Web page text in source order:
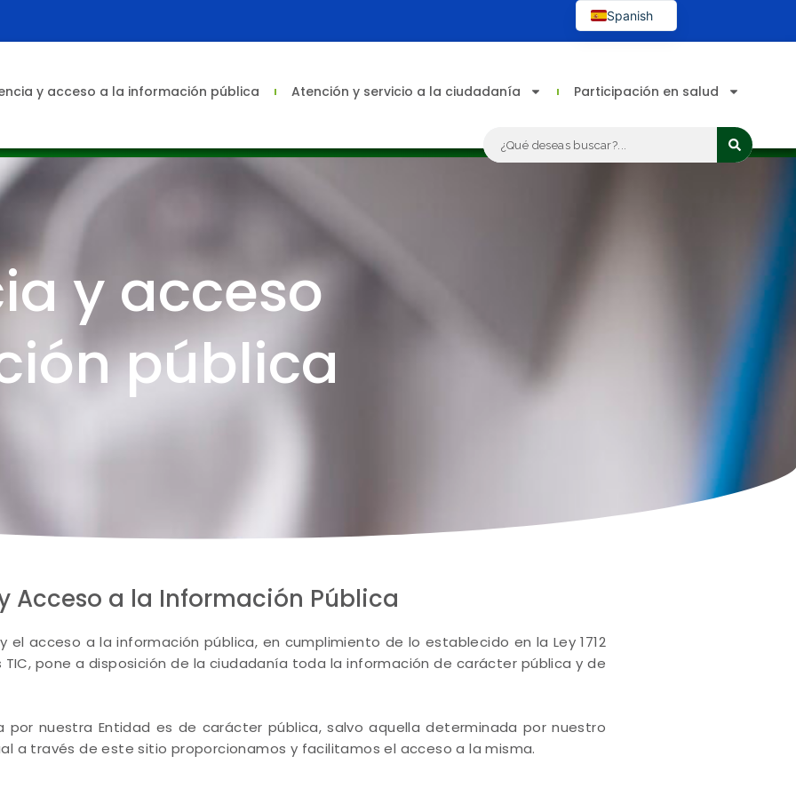
y acceso a la información pública Atención y servicio a la ciudadanía Participación en salud
...
y acceso
pública
Acceso a la Información Pública
el acceso a la información pública, en cumplimiento de lo establecido en la Ley 1712
TIC, pone a disposición de la ciudadanía toda la información de carácter pública y de
por nuestra Entidad es de carácter pública, salvo aquella determinada por nuestro
a través de este sitio proporcionamos y facilitamos el acceso a la misma.
Spanish
English